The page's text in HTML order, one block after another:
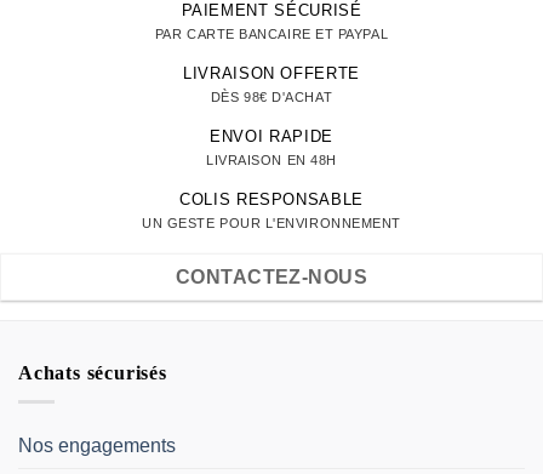
PAIEMENT SÉCURISÉ
PAR CARTE BANCAIRE ET PAYPAL
LIVRAISON OFFERTE
DÈS 98€ D'ACHAT
ENVOI RAPIDE
LIVRAISON EN 48H
COLIS RESPONSABLE
UN GESTE POUR L'ENVIRONNEMENT
CONTACTEZ-NOUS
Achats sécurisés
Nos engagements